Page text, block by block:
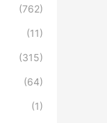
(762)
(11)
(315)
(64)
(1)